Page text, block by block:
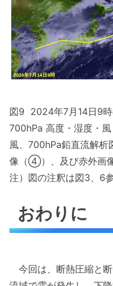
図9 2024年7月14日9
700hPa 高度・湿度・
風、700hPa鉛直流解
像（④）、及び赤外画
注）図の注釈は図3、6参
おわりに
今回は、断熱圧縮と